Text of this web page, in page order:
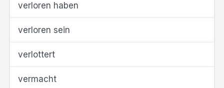
verloren haben
verloren sein
verlottert
vermacht